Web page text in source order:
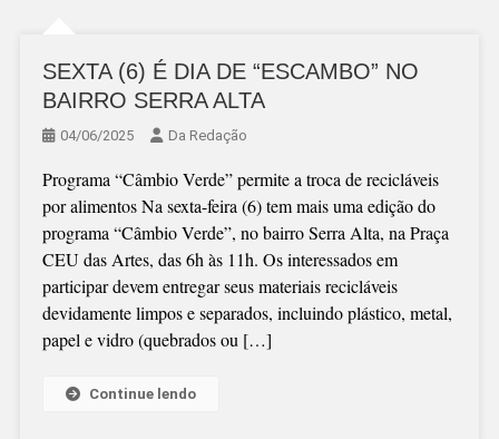
SEXTA (6) É DIA DE “ESCAMBO” NO
BAIRRO SERRA ALTA
04/06/2025 Da Redação
Programa “Câmbio Verde” permite a troca de recicláveis
por alimentos Na sexta-feira (6) tem mais uma edição do
programa “Câmbio Verde”, no bairro Serra Alta, na Praça
CEU das Artes, das 6h às 11h. Os interessados em
participar devem entregar seus materiais recicláveis
devidamente limpos e separados, incluindo plástico, metal,
papel e vidro (quebrados ou […]
Continue lendo